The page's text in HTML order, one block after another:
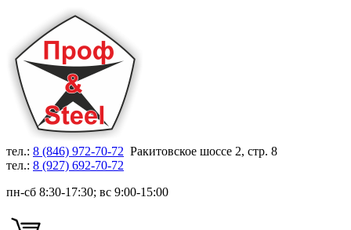
тел.: 8 (846) 972-70-72 Ракитовское шоссе 2, стр. 8
тел.: 8 (927) 692-70-72
пн-сб 8:30-17:30; вс 9:00-15:00